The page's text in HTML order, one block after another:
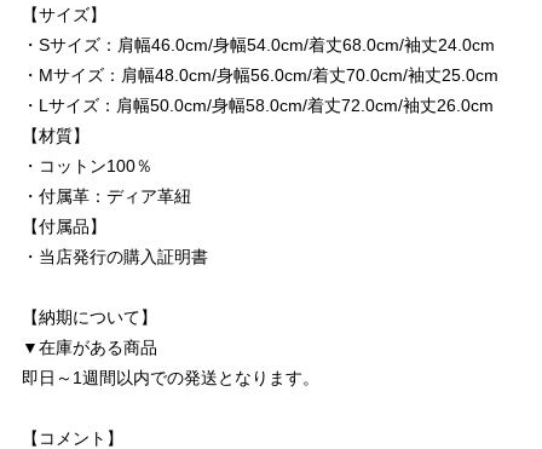
【サイズ】
・Sサイズ：肩幅46.0cm/身幅54.0cm/着丈68.0cm/袖丈24.0cm
・Mサイズ：肩幅48.0cm/身幅56.0cm/着丈70.0cm/袖丈25.0cm
・Lサイズ：肩幅50.0cm/身幅58.0cm/着丈72.0cm/袖丈26.0cm
【材質】
・コットン100％
・付属革：ディア革紐
【付属品】
・当店発行の購入証明書
【納期について】
▼在庫がある商品
即日～1週間以内での発送となります。
【コメント】